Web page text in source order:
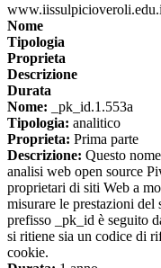
Nome
Tipologia
Proprieta
Descrizione
Durata
Nome: _pk_id.1.553a
Tipologia: analitico
Proprieta: Prima parte
Descrizione: Questo
analisi web open source
proprietari di siti Web a
misurare le prestazioni
prefisso _pk_id è seguito
si ritiene sia un codice di
cookie.